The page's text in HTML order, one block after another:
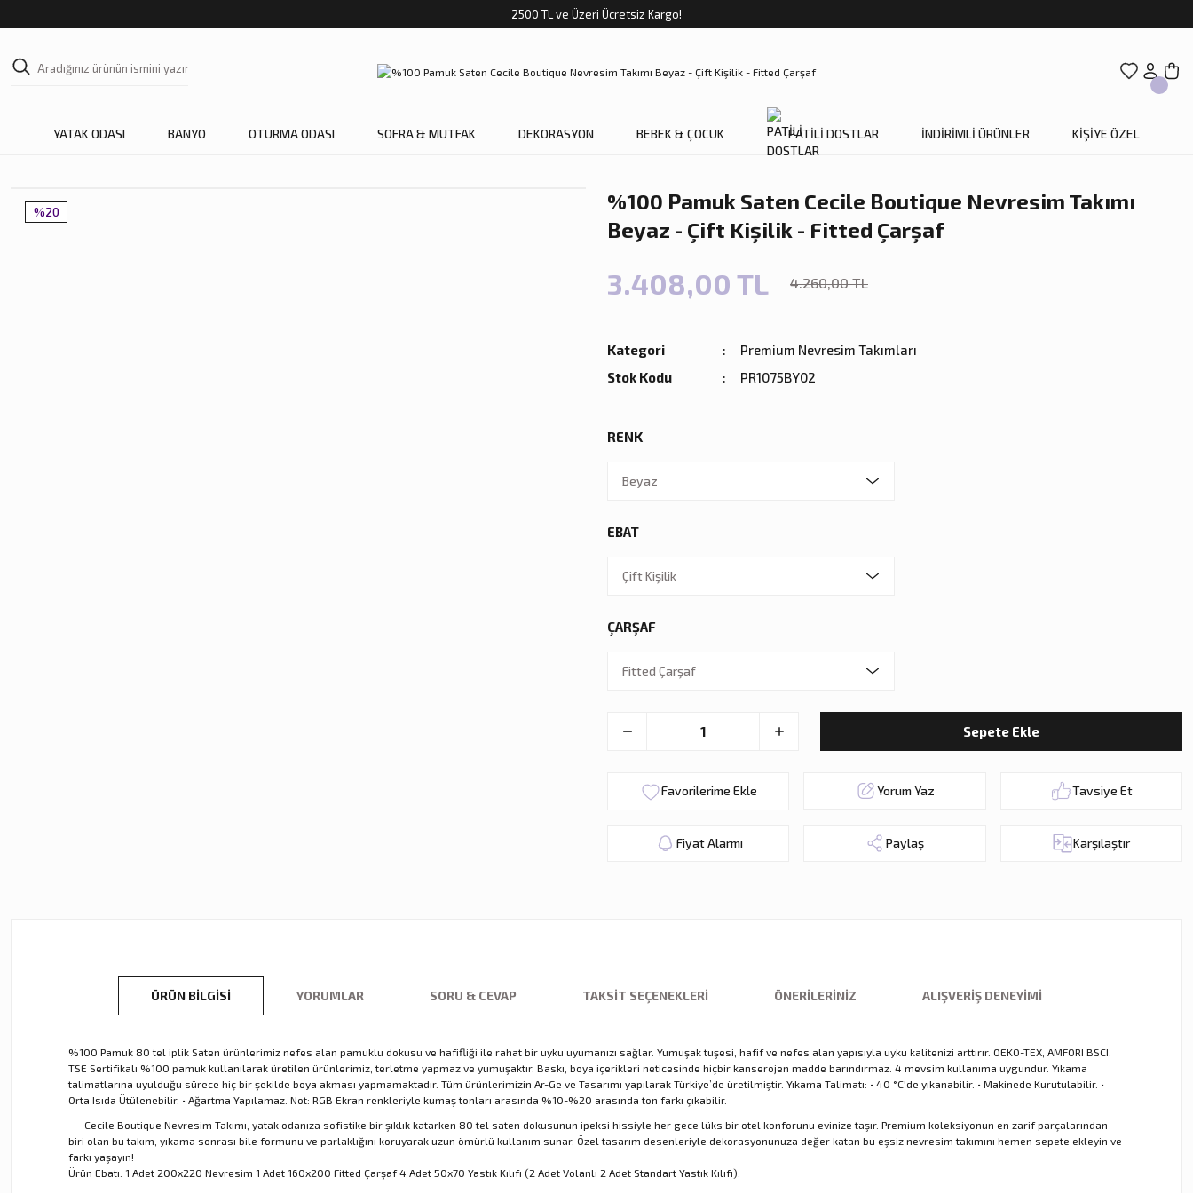
2500 TL ve Üzeri Ücretsiz Kargo!
YATAK ODASI BANYO OTURMA ODASI SOFRA & MUTFAK DEKORASYON BEBEK & ÇOCUK PATİLİ DOSTLAR İNDİRİMLİ ÜRÜNLER KİŞİYE ÖZEL
%20
%100 Pamuk Saten Cecile Boutique Nevresim Takımı
Beyaz - Çift Kişilik - Fitted Çarşaf
3.408,00 TL 4.260,00 TL
Kategori
Premium Nevresim Takımları
Stok Kodu
PR1075BY02
RENK
EBAT
ÇARŞAF
Sepete Ekle
Yorum Yaz Tavsiye Et
Fiyat Alarmı Paylaş Karşılaştır
ÜRÜN BILGISI YORUMLAR SORU & CEVAP TAKSIT SEÇENEKLERI ÖNERILERINIZ ALIŞVERIŞ DENEYIMI
%100 Pamuk 80 tel iplik Saten ürünlerimiz nefes alan pamuklu dokusu ve hafifliği ile rahat bir uyku uyumanızı sağlar. Yumuşak tuşesi, hafif ve nefes alan yapısıyla uyku kalitenizi arttırır. OEKO-TEX, AMFORI BSCI,
TSE Sertifikalı %100 pamuk kullanılarak üretilen ürünlerimiz, terletme yapmaz ve yumuşaktır. Baskı, boya içerikleri neticesinde hiçbir kanserojen madde barındırmaz. 4 mevsim kullanıma uygundur. Yıkama
talimatlarına uyulduğu sürece hiç bir şekilde boya akması yapmamaktadır. Tüm ürünlerimizin Ar-Ge ve Tasarımı yapılarak Türkiye’de üretilmiştir. Yıkama Talimatı: • 40 °C'de yıkanabilir. • Makinede Kurutulabilir. •
Orta Isıda Ütülenebilir. • Ağartma Yapılamaz. Not: RGB Ekran renkleriyle kumaş tonları arasında %10-%20 arasında ton farkı çıkabilir.
--- Cecile Boutique Nevresim Takımı, yatak odanıza sofistike bir şıklık katarken 80 tel saten dokusunun ipeksi hissiyle her gece lüks bir otel konforunu evinize taşır. Premium koleksiyonun en zarif parçalarından
biri olan bu takım, yıkama sonrası bile formunu ve parlaklığını koruyarak uzun ömürlü kullanım sunar. Özel tasarım desenleriyle dekorasyonunuza değer katan bu eşsiz nevresim takımını hemen sepete ekleyin ve
farkı yaşayın!
Ürün Ebatı: 1 Adet 200x220 Nevresim 1 Adet 160x200 Fitted Çarşaf 4 Adet 50x70 Yastık Kılıfı (2 Adet Volanlı 2 Adet Standart Yastık Kılıfı).